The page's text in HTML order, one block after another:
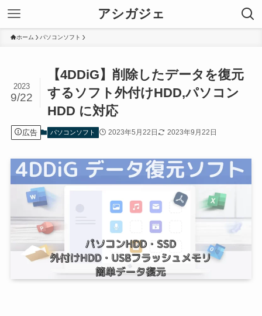
アシガジェ
ホーム パソコンソフト
【4DDiG】削除したデータを復元
するソフト外付けHDD,パソコン
HDD に対応
2023
9/22
広告 パソコンソフト 2023年5月22日 2023年9月22日